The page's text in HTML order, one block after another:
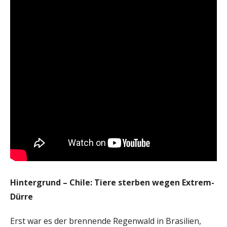
Hintergrund – Chile: Tiere sterben wegen Extrem-
Dürre
Erst war es der brennende Regenwald in Brasilien,